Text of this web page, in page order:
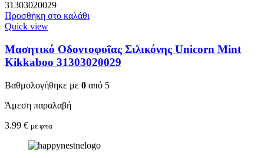
Προσθήκη στο καλάθι
Quick view
Μασητικό Οδοντοφυΐας Σιλικόνης Unicorn Mint
Kikkaboo 31303020029
Βαθμολογήθηκε με 0 από 5
Άμεση παραλαβή
3.99 € με φπα